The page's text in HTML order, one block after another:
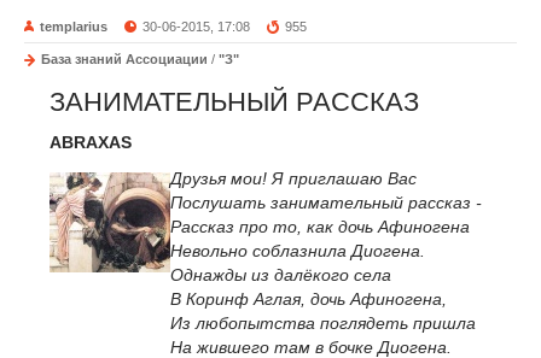
templarius 30-06-2015, 17:08 955
База знаний Ассоциации / "З"
ЗАНИМАТЕЛЬНЫЙ РАССКАЗ
ABRAXAS
Друзья мои! Я приглашаю Вас
Послушать занимательный рассказ -
Рассказ про то, как дочь Афиногена
Невольно соблазнила Диогена.
Однажды из далёкого села
В Коринф Аглая, дочь Афиногена,
Из любопытства поглядеть пришла
На жившего там в бочке Диогена.